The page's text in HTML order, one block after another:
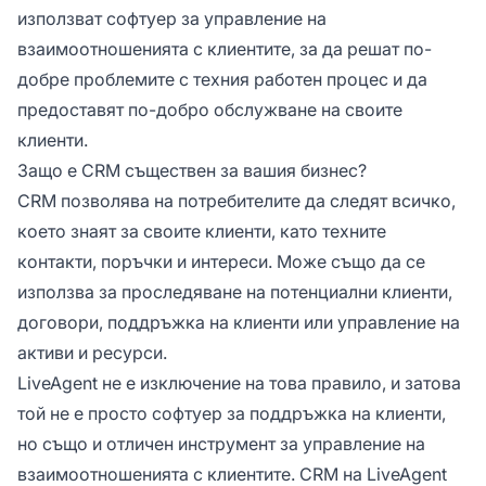
използват софтуер за управление на
взаимоотношенията с клиентите, за да решат по-
добре проблемите с техния работен процес и да
предоставят по-добро обслужване на своите
клиенти.
Защо е CRM съществен за вашия бизнес?
CRM позволява на потребителите да следят всичко,
което знаят за своите клиенти, като техните
контакти, поръчки и интереси. Може също да се
използва за проследяване на потенциални клиенти,
договори, поддръжка на клиенти или управление на
активи и ресурси.
LiveAgent не е изключение на това правило, и затова
той не е просто софтуер за поддръжка на клиенти,
но също и отличен инструмент за управление на
взаимоотношенията с клиентите. CRM на LiveAgent